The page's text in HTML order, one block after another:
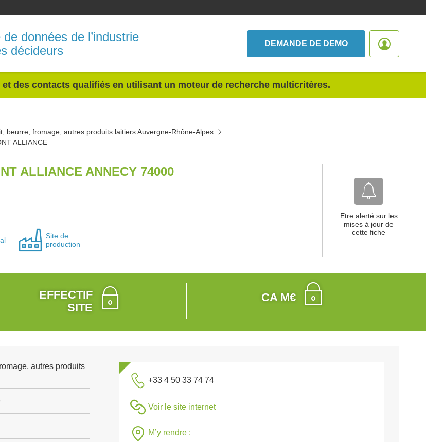
de données de l’industrie
décideurs
DEMANDE DE DEMO
et des contacts qualifiés en utilisant un moteur de recherche multicritères.
beurre, fromage, autres produits laitiers Auvergne-Rhône-Alpes
ALLIANCE
ALLIANCE ANNECY 74000
Site de
production
Etre alerté sur les
mises à jour de
cette fiche
EFFECTIF
SITE
CA M€
autres produits
+33 4 50 33 74 74
Voir le site internet
M’y rendre :